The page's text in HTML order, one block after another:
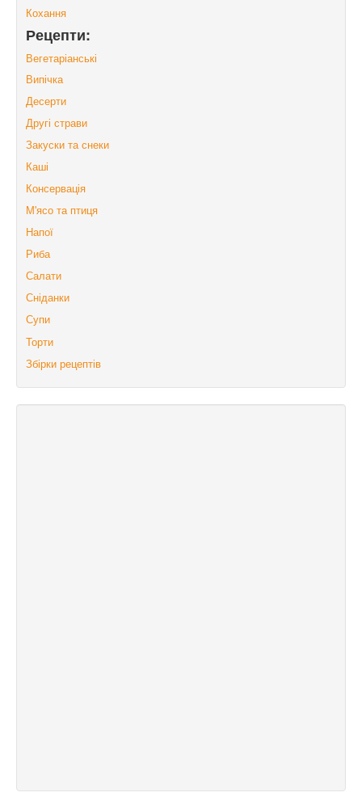
Кохання
Рецепти:
Вегетаріанські
Випічка
Десерти
Другі страви
Закуски та снеки
Каші
Консервація
М'ясо та птиця
Напої
Риба
Салати
Сніданки
Супи
Торти
Збірки рецептів